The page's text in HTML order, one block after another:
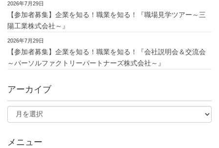
2026年7月29日
【参加者募集】企業を知る！職業を知る！『職場見学ツアー～三
陽工業株式会社～』
2026年7月29日
【参加者募集】企業を知る！職業を知る！『会社説明会＆交流会
～パーソルファクトリーパートナーズ株式会社～』
アーカイブ
メニュー